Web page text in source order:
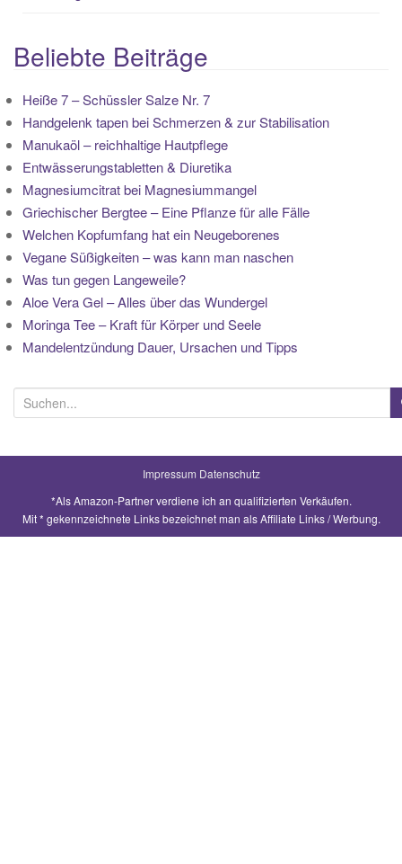
Beliebte Beiträge
Heiße 7 – Schüssler Salze Nr. 7
Handgelenk tapen bei Schmerzen & zur Stabilisation
Manukaöl – reichhaltige Hautpflege
Entwässerungstabletten & Diuretika
Magnesiumcitrat bei Magnesiummangel
Griechischer Bergtee – Eine Pflanze für alle Fälle
Welchen Kopfumfang hat ein Neugeborenes
Vegane Süßigkeiten – was kann man naschen
Was tun gegen Langeweile?
Aloe Vera Gel – Alles über das Wundergel
Moringa Tee – Kraft für Körper und Seele
Mandelentzündung Dauer, Ursachen und Tipps
u
a
Impressum Datenschutz
*Als Amazon-Partner verdiene ich an qualifizierten Verkäufen.
Mit * gekennzeichnete Links bezeichnet man als Affiliate Links / Werbung.